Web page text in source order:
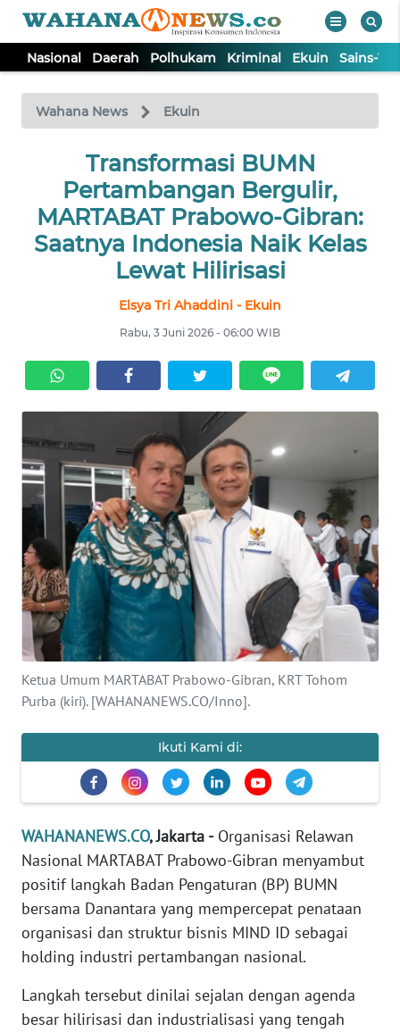
Nasional Daerah Polhukam Kriminal Ekuin Sains-
Wahana News Ekuin
Transformasi BUMN
Pertambangan Bergulir,
MARTABAT Prabowo-Gibran:
Saatnya Indonesia Naik Kelas
Lewat Hilirisasi
Elsya Tri Ahaddini - Ekuin
Rabu, 3 Juni 2026 - 06:00 WIB
Ketua Umum MARTABAT Prabowo-Gibran, KRT Tohom
Purba (kiri). [WAHANANEWS.CO/Inno].
Ikuti Kami di:
WAHANANEWS.CO, Jakarta -Organisasi Relawan
Nasional MARTABAT Prabowo-Gibran menyambut
positif langkah Badan Pengaturan (BP) BUMN
bersama Danantara yang mempercepat penataan
organisasi dan struktur bisnis MIND ID sebagai
holding industri pertambangan nasional.
Langkah tersebut dinilai sejalan dengan agenda
besar hilirisasi dan industrialisasi yang tengah
TV
Tutup
NASIONAL
DAERAH
EKUIN
SAINS-TEKNO
KESEHATAN
INTERNASIONAL
SERBA-SERBI
PENDIDIKAN
OLAHRAGA
OPINI
EDITORIAL
Informasi
INDEKS
BERITA
KONTAK
KAMI
IKLAN